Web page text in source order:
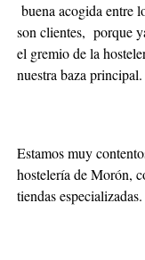
buena acogida entre
son clientes, porque
el gremio de la
nuestra baza principal.
Estamos muy
hostelería de Morón,
tiendas